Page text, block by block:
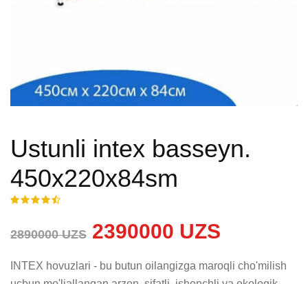
Ustunli intex basseyn.
450x220x84sm
2890000 UZS 2390000 UZS
INTEX hovuzlari - bu butun oilangizga maroqli cho'milish